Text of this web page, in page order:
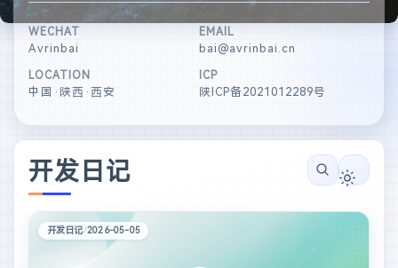
WECHAT
Avrinbai
LOCATION
中国·陕西·西安
EMAIL
bai@avrinbai.cn
ICP
陕ICP备2021012289号
开发日记
开发日记/2026-05-05